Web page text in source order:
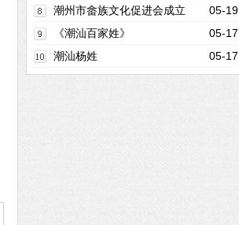
大会 05-19
潮州市畲族文化促进会成立
05-17
《潮汕百家姓》
05-17
潮汕杨姓